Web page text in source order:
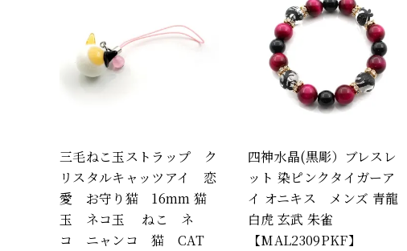
三毛ねこ玉ストラップ ク
リスタルキャッツアイ 恋
愛 お守り猫 16mm 猫
玉 ネコ玉 ねこ ネ
コ ニャンコ 猫 CAT
四神水晶(黒彫）ブレスレ
ット 染ピンクタイガーア
イ オニキス メンズ 青龍
白虎 玄武 朱雀
【MAL2309PKF】